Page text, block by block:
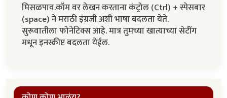
मिसळपाव.कॉम वर लेखन करताना कंट्रोल (Ctrl) + स्पेसबार
(space) ने मराठी इंग्रजी अशी भाषा बदलता येते.
सुरूवातीला फोनेटिक्स आहे. मात्र तुमच्या खात्याच्या सेटींग
मधून इनस्क्रीप्ट बदलता येईल.